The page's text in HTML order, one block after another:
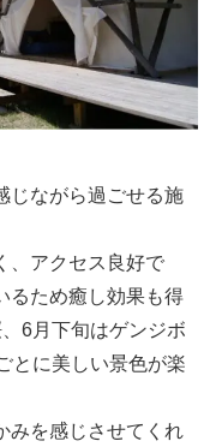
じながら過ごせる施
、アクセス良好で
るため癒し効果も得
6月下旬はゲンジボ
とに美しい景色が楽
みを感じさせてくれ